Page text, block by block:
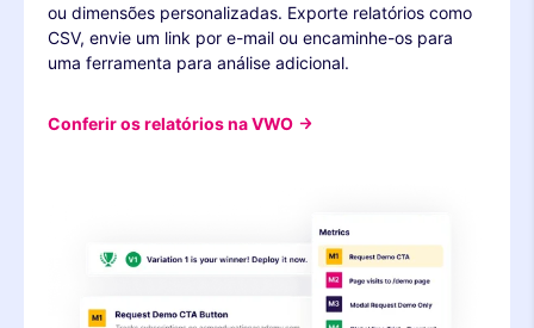
ou dimensões personalizadas. Exporte relatórios como
CSV, envie um link por e-mail ou encaminhe-os para
uma ferramenta para análise adicional.
Conferir os relatórios na VWO